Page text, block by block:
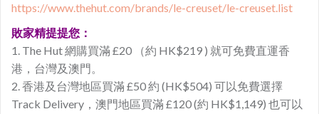
https://www.thehut.com/brands/le-creuset/le-creuset.list
敗家精提提您：
1. The Hut 網購買滿 £20 （約 HK$219 ) 就可免費直運香
港，台灣及澳門。
2. 香港及台灣地區買滿 £50 約 (HK$504) 可以免費選擇
Track Delivery，澳門地區買滿 £120 (約 HK$1,149) 也可以